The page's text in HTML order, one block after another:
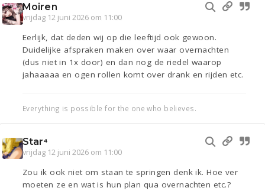
Moiren
vrijdag 12 juni 2026 om 11:00
Eerlijk, dat deden wij op die leeftijd ook gewoon.
Duidelijke afspraken maken over waar overnachten
(dus niet in 1x door) en dan nog de riedel waarop
jahaaaaa en ogen rollen komt over drank en rijden etc.
Everything is possible for the one who believes.
Star⁴
vrijdag 12 juni 2026 om 11:00
Zou ik ook niet om staan te springen denk ik. Hoe ver
moeten ze en wat is hun plan qua overnachten etc.?